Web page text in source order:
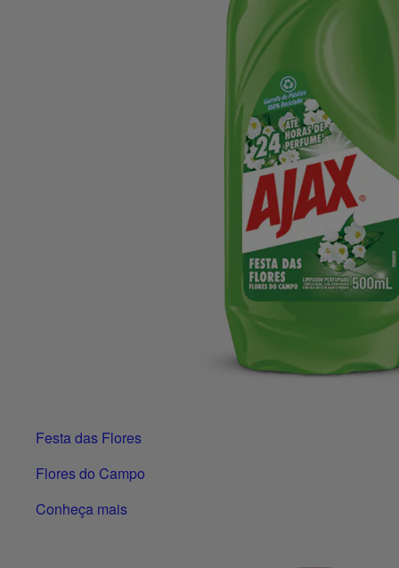
Festa das Flores
Flores do Campo
Conheça mais